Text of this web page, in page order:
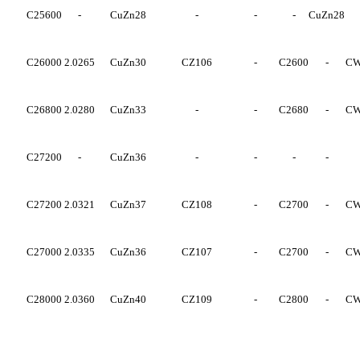
C25600 - CuZn28 - - - CuZn28
C26000 2.0265 CuZn30 CZ106 - C2600 -
C26800 2.0280 CuZn33 - - C2680 -
C27200 - CuZn36 - - - -
C27200 2.0321 CuZn37 CZ108 - C2700 -
C27000 2.0335 CuZn36 CZ107 - C2700 -
C28000 2.0360 CuZn40 CZ109 - C2800 -